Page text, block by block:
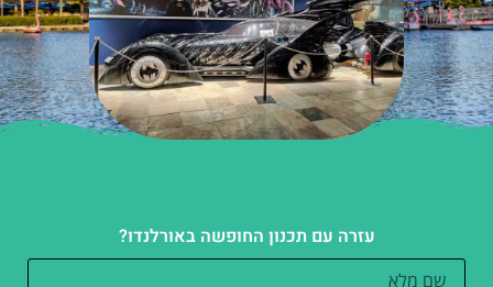
עזרה עם תכנון החופשה באורלנדו?